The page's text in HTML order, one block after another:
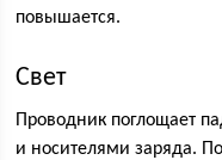
повышается.
Свет
Проводник поглощает
и носителями заряда.